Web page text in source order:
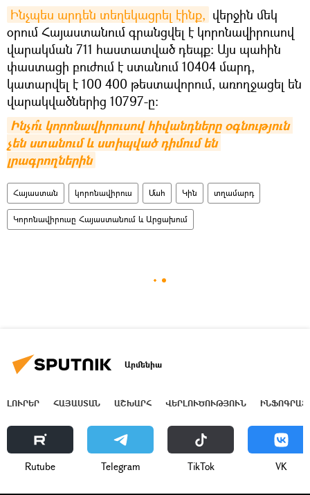
Ինչպես արդեն տեղեկացրել էինք, վերջին մեկ
օրում Հայաստանում գրանցվել է կորոնավիրուսով
վարակման 711 հաստատված դեպք։ Այս պահին
փաստացի բուժում է ստանում 10404 մարդ,
կատարվել է 100 400 թեստավորում, առողջացել են
վարակվածներից 10797-ը։
Ինչո՞ւ կորոնավիրուսով հիվանդները օգնություն
չեն ստանում և ստիպված դիմում են
լրագրողներին
Հայաստան կորոնավիրուս Մահ Կին տղամարդ
Կորոնավիրուսը Հայաստանում և Արցախում
Արմենիա
ԼՈՒՐԵՐ ՀԱՅԱՍՏԱՆ ԱՇԽԱՐՀ ՎԵՐԼՈՒԾՈՒԹՅՈՒՆ
Rutube Telegram ТikТоk VK